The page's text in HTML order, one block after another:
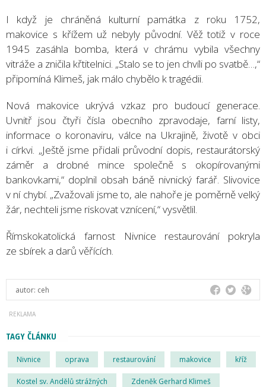
I když je chráněná kulturní památka z roku 1752,
makovice s křížem už nebyly původní. Věž totiž v roce
1945 zasáhla bomba, která v chrámu vybila všechny
vitráže a zničila křtitelnici. „Stalo se to jen chvíli po svatbě…,“
připomíná Klimeš, jak málo chybělo k tragédii.
Nová makovice ukrývá vzkaz pro budoucí generace.
Uvnitř jsou čtyři čísla obecního zpravodaje, farní listy,
informace o koronaviru, válce na Ukrajině, životě v obci
i církvi. „Ještě jsme přidali průvodní dopis, restaurátorský
záměr a drobné mince společně s okopírovanými
bankovkami,“ doplnil obsah báně nivnický farář. Slivovice
v ní chybí. „Zvažovali jsme to, ale nahoře je poměrně velký
žár, nechteli jsme riskovat vznícení,“ vysvětlil.
Římskokatolická farnost Nivnice restaurování pokryla
ze sbírek a darů věřících.
autor: ceh
TAGY ČLÁNKU
Nivnice oprava restaurování makovice kříž
Kostel sv. Andělů strážných Zdeněk Gerhard Klimeš